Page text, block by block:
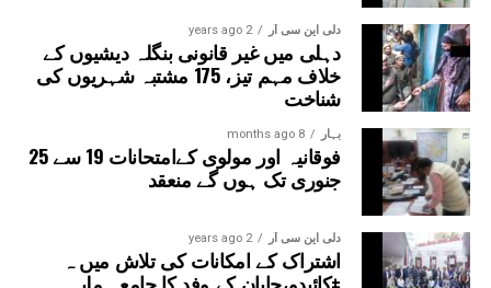
دلی این سی آر 2 years ago
دہلی میں غیر قانونی بنگلہ دیشیوں کے
خلاف مہم تیز، 175 مشتبہ شہریوں کی
شناخت
بہار 8 months ago
فوقانیہ اور مولوی کےامتحانات 19 سے 25
جنوری تک ہوں گے منعقد
دلی این سی آر 2 years ago
اشتراک کے امکانات کی تلاش میں ہ
±کائیدو،جاپان کے وفد کا جامعہ ملیہ